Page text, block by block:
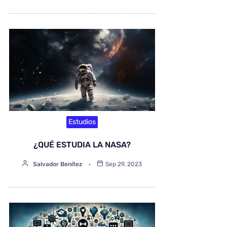
Estudios
¿QUÉ ESTUDIA LA NASA?
Salvador Benítez Sep 29, 2023